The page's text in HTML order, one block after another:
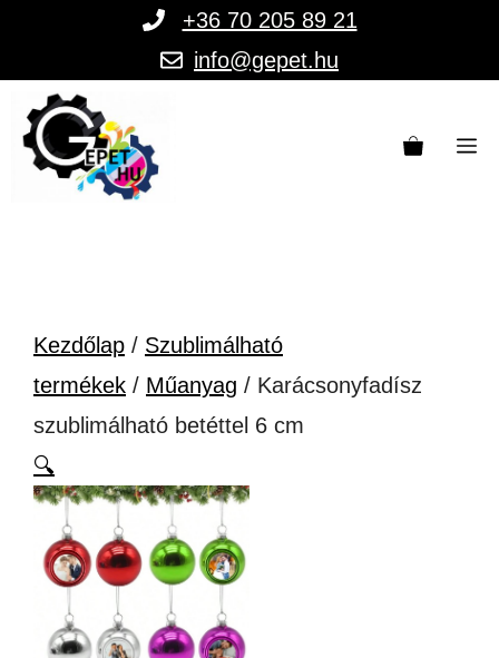
tartalomba
+36 70 205 89 21
info@gepet.hu
Kezdőlap / Szublimálható
termékek / Műanyag / Karácsonyfadísz
szublimálható betéttel 6 cm
🔍